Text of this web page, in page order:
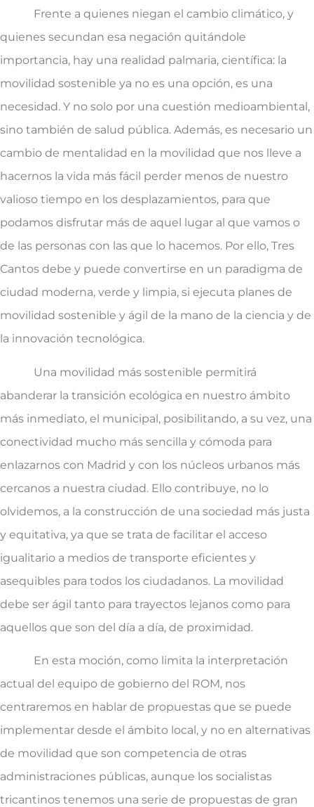
Frente a quienes niegan el cambio climático, y
quienes secundan esa negación quitándole
importancia, hay una realidad palmaria, científica: la
movilidad sostenible ya no es una opción, es una
necesidad. Y no solo por una cuestión medioambiental,
sino también de salud pública. Además, es necesario un
cambio de mentalidad en la movilidad que nos lleve a
hacernos la vida más fácil perder menos de nuestro
valioso tiempo en los desplazamientos, para que
podamos disfrutar más de aquel lugar al que vamos o
de las personas con las que lo hacemos. Por ello, Tres
Cantos debe y puede convertirse en un paradigma de
ciudad moderna, verde y limpia, si ejecuta planes de
movilidad sostenible y ágil de la mano de la ciencia y de
la innovación tecnológica.
Una movilidad más sostenible permitirá
abanderar la transición ecológica en nuestro ámbito
más inmediato, el municipal, posibilitando, a su vez, una
conectividad mucho más sencilla y cómoda para
enlazarnos con Madrid y con los núcleos urbanos más
cercanos a nuestra ciudad. Ello contribuye, no lo
olvidemos, a la construcción de una sociedad más justa
y equitativa, ya que se trata de facilitar el acceso
igualitario a medios de transporte eficientes y
asequibles para todos los ciudadanos. La movilidad
debe ser ágil tanto para trayectos lejanos como para
aquellos que son del día a día, de proximidad.
En esta moción, como limita la interpretación
actual del equipo de gobierno del ROM, nos
centraremos en hablar de propuestas que se puede
implementar desde el ámbito local, y no en alternativas
de movilidad que son competencia de otras
administraciones públicas, aunque los socialistas
tricantinos tenemos una serie de propuestas de gran